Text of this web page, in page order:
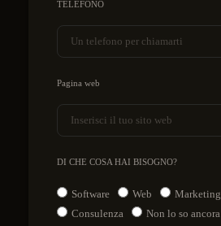
TELEFONO
Pagina web
DI CHE COSA HAI BISOGNO?
Software Web Marketing
Consulenza
Non lo so ancora